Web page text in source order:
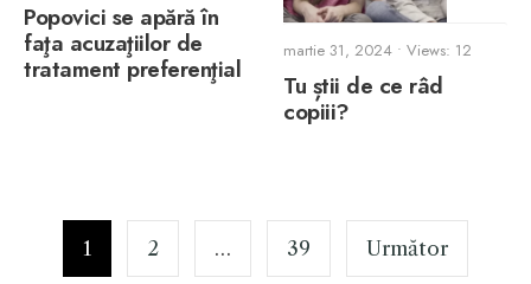
Popovici se apără în
faţa acuzaţiilor de
tratament preferenţial
martie 31, 2024 • Views: 12
Tu știi de ce râd
copiii?
Paginație
articole
1 2 … 39 Următor